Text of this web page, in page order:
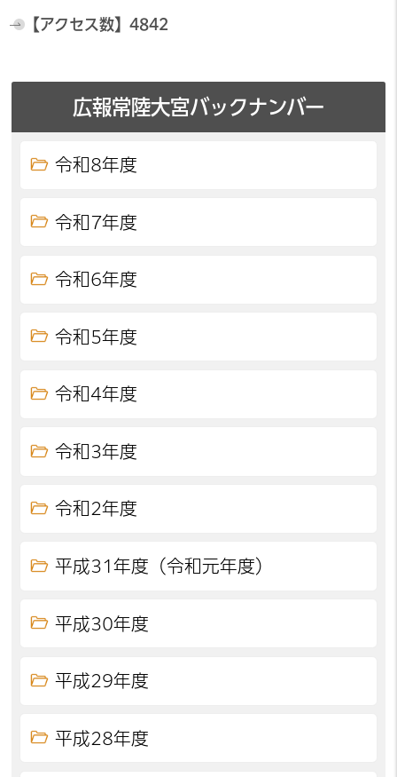
【アクセス数】 4842
広報常陸大宮バックナンバー
令和8年度
令和7年度
令和6年度
令和5年度
令和4年度
令和3年度
令和2年度
平成31年度（令和元年度）
平成30年度
平成29年度
平成28年度